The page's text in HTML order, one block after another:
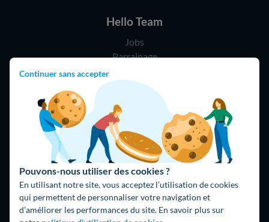
Continuer sans accepter
Pouvons-nous utiliser des cookies ?
En utilisant notre site, vous acceptez l’utilisation de cookies
qui permettent de personnaliser votre navigation et
d’améliorer les performances du site. En savoir plus sur
Hello Team
Jobs
Parrainage
Rejoindre notre réseau d'artisans
09 75 18 60 60
(8h-21h)
75018 Paris